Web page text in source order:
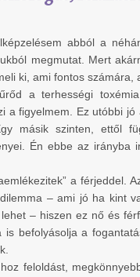
abból a
megmutat. Mert
ki, ami fontos számára,
a terhességi
a figyelmem. Ez utóbbi
másik szinten, ettől
Én ebbe az irányba
a férjeddel.
– ami jó ha kint
– hiszen ez nő és
befolyásolja a
feloldást,